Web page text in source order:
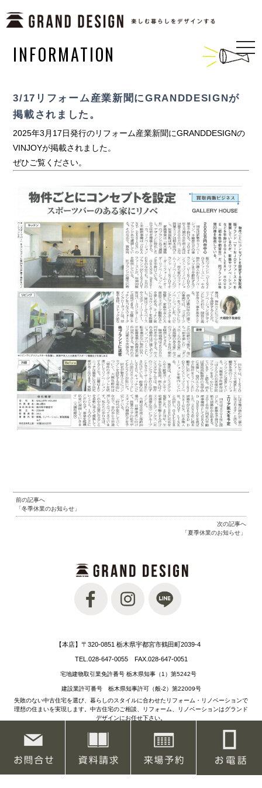
INFORMATION
3/17リフォーム産業新聞にGRANDDESIGNが
掲載されました。
2025年3月17日発行のリフォーム産業新聞にGRANDDESIGNの
VINJOYが掲載されました。
ぜひご覧ください。
前の記事へ
「冬季休業のお知らせ」
次の記事へ
「夏季休業のお知らせ」
【本店】〒320-0851 栃木県宇都宮市鶴田町2039-4
TEL.028-647-0055 FAX.028-647-0051
宅地建物取引業免許番号 栃木県知事（1）第5242号
建設業許可番号 栃木県知事許可（般-2）第22009号
失敗のない中古住宅を選び、暮らしのスタイルに合わせたリフォーム・リノベーションで
理想の住まいを実現します。中古住宅のご相談、リフォーム、リノベーションはグランド
デザインにお任せ下さい。
産情報お問い合せください。